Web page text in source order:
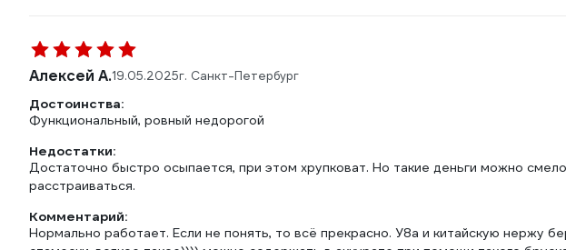
Алексей А.19.05.2025г. Санкт-Петербург
Достоинства:
Функциональный, ровный недорогой
Недостатки:
Достаточно быстро осыпается, при этом хрупковат. Но такие деньги можно
расстраиваться.
Комментарий:
Нормально работает. Если не понять, то всё прекрасно. У8а и китайскую нержу